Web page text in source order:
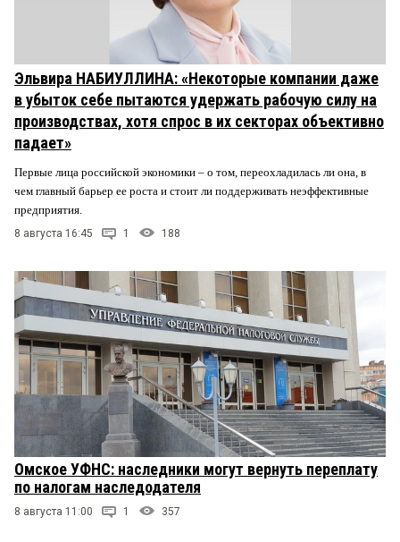
Эльвира НАБИУЛЛИНА: «Некоторые компании даже
в убыток себе пытаются удержать рабочую силу на
производствах, хотя спрос в их секторах объективно
падает»
Первые лица российской экономики – о том, переохладилась ли она, в
чем главный барьер ее роста и стоит ли поддерживать неэффективные
предприятия.
8 августа 16:45 1 188
Омское УФНС: наследники могут вернуть переплату
по налогам наследодателя
8 августа 11:00 1 357